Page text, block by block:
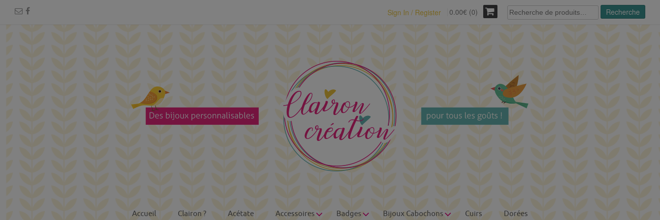
Sign In / Register 0.00€ (0)
Recherche
pour :
Recherche
Accueil Clairon ? Acétate Accessoires Badges Bijoux Cabochons Cuirs Dorées